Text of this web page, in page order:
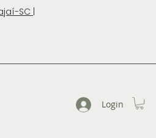
SC |
Login